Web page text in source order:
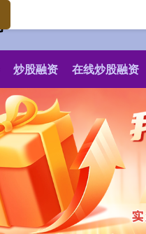
炒股融资 在线炒股融资